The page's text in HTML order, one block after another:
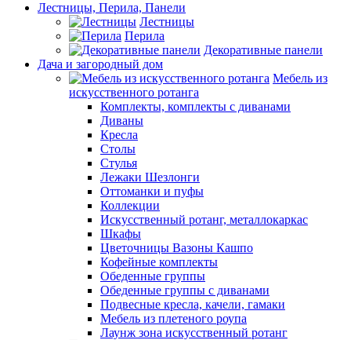
Лестницы, Перила, Панели
Лестницы
Перила
Декоративные панели
Дача и загородный дом
Мебель из
искусственного ротанга
Комплекты, комплекты с диванами
Диваны
Кресла
Столы
Стулья
Лежаки Шезлонги
Оттоманки и пуфы
Коллекции
Искусственный ротанг, металлокаркас
Шкафы
Цветочницы Вазоны Кашпо
Кофейные комплекты
Обеденные группы
Обеденные группы с диванами
Подвесные кресла, качели, гамаки
Мебель из плетеного роупа
Лаунж зона искусственный ротанг